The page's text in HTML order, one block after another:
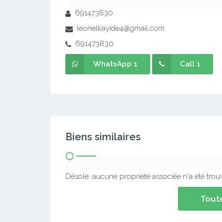
691473830
leonelkayide4@gmail.com
691473830
WhatsApp 1 Call 1
Biens similaires
Désolé, aucune propriété associée n'a été